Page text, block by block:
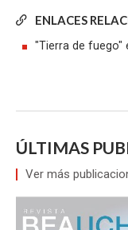
ENLACES
"Tierra de fuego"
ÚLTIMAS
Ver más